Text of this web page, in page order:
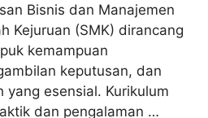
Bisnis dan Manajemen
Kejuruan (SMK) dirancang
kemampuan
keputusan, dan
yang esensial. Kurikulum
dan pengalaman …